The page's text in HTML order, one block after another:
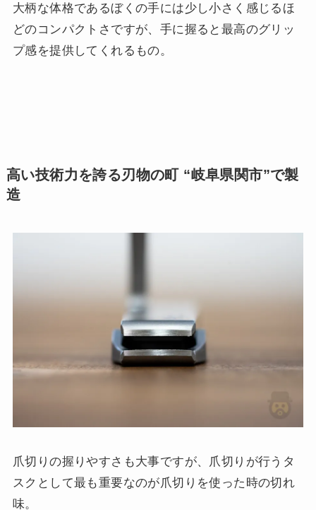
大柄な体格であるぼくの手には少し小さく感じるほ
どのコンパクトさですが、手に握ると最高のグリッ
プ感を提供してくれるもの。
高い技術力を誇る刃物の町 “岐阜県関市”で製
造
爪切りの握りやすさも大事ですが、爪切りが行うタ
スクとして最も重要なのが爪切りを使った時の切れ
味。